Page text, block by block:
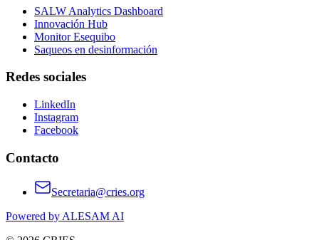
SALW Analytics Dashboard
Innovación Hub
Monitor Esequibo
Saqueos en desinformación
Redes sociales
LinkedIn
Instagram
Facebook
Contacto
Secretaria@cries.org
Powered by ALESAM AI